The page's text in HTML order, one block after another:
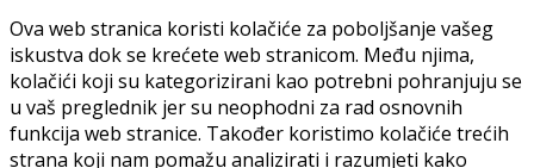
Ova web stranica koristi kolačiće za poboljšanje vašeg
iskustva dok se krećete web stranicom. Među njima,
kolačići koji su kategorizirani kao potrebni pohranjuju se
u vaš preglednik jer su neophodni za rad osnovnih
funkcija web stranice. Također koristimo kolačiće trećih
strana koji nam pomažu analizirati i razumjeti kako